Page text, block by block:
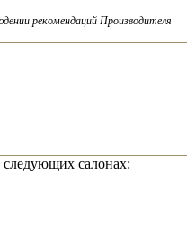
рекомендаций Производителя
салонах: